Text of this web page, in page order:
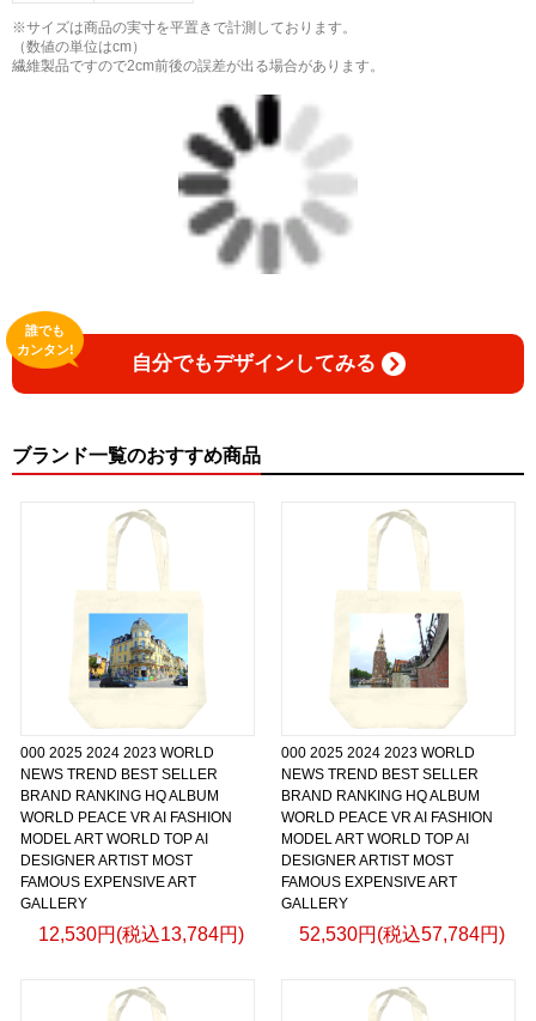
※サイズは商品の実寸を平置きで計測しております。
（数値の単位はcm）
繊維製品ですので2cm前後の誤差が出る場合があります。
自分でもデザインしてみる
誰でも
カンタン!
ブランド一覧のおすすめ商品
000 2025 2024 2023 WORLD
NEWS TREND BEST SELLER
BRAND RANKING HQ ALBUM
WORLD PEACE VR AI FASHION
MODEL ART WORLD TOP AI
DESIGNER ARTIST MOST
FAMOUS EXPENSIVE ART
GALLERY
12,530円(税込13,784円)
000 2025 2024 2023 WORLD
NEWS TREND BEST SELLER
BRAND RANKING HQ ALBUM
WORLD PEACE VR AI FASHION
MODEL ART WORLD TOP AI
DESIGNER ARTIST MOST
FAMOUS EXPENSIVE ART
GALLERY
52,530円(税込57,784円)